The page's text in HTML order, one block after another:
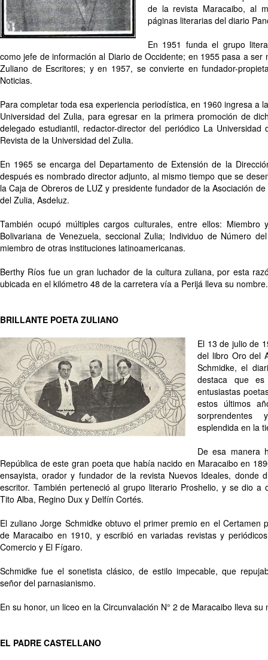
de la revista Maracaibo, al
páginas literarias del diario
En 1951 funda el grupo
como jefe de información al Diario de Occidente; en 1955 pasa a ser
Zuliano de Escritores; y en 1957, se convierte en fundador-
Noticias.
Para completar toda esa experiencia periodística, en 1960 ingresa a
Universidad del Zulia, para egresar en la primera promoción de
delegado estudiantil, redactor-director del periódico La
Revista de la Universidad del Zulia.
En 1965 se encarga del Departamento de Extensión de la
después es nombrado director adjunto, al mismo tiempo que se
la Caja de Obreros de LUZ y presidente fundador de la Asociación
del Zulia, Asdeluz.
También ocupó múltiples cargos culturales, entre ellos: Miembro
Bolivariana de Venezuela, seccional Zulia; Individuo de Número
miembro de otras instituciones latinoamericanas.
Berthy Ríos fue un gran luchador de la cultura zuliana, por esta
ubicada en el kilómetro 48 de la carretera vía a Perijá lleva su nombre.
BRILLANTE POETA ZULIANO
El 13 de julio de
del libro Oro del
Schmidke, el
destaca que
entusiastas
estos últimos
esplendida en la
De esa manera
República de este gran poeta que había nacido en Maracaibo en
ensayista, orador y fundador de la revista Nuevos Ideales, donde
escritor. También perteneció al grupo literario Proshelio, y se dio a
Tito Alba, Regino Dux y Delfín Cortés.
El zuliano Jorge Schmidke obtuvo el primer premio en el Certamen
de Maracaibo en 1910, y escribió en variadas revistas y
Comercio y El Fígaro.
Schmidke fue el sonetista clásico, de estilo impecable, que
señor del parnasianismo.
En su honor, un liceo en la Circunvalación N° 2 de Maracaibo lleva
EL PADRE CASTELLANO